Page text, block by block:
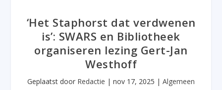
‘Het Staphorst dat verdwenen
is’: SWARS en Bibliotheek
organiseren lezing Gert-Jan
Westhoff
Geplaatst door Redactie | nov 17, 2025 | Algemeen